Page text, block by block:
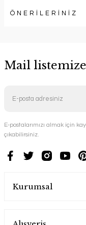
ÖNERİLERİNİZ
Mail
E-postalarımızı almak için
çıkabilirsiniz.
Kurumsal